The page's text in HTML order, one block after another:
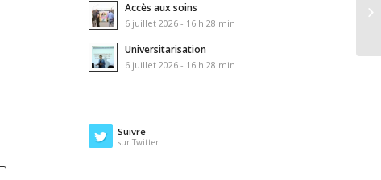
Accès aux soins
6 juillet 2026 - 16 h 28 min
Universitarisation
6 juillet 2026 - 16 h 28 min
Suivre
sur Twitter